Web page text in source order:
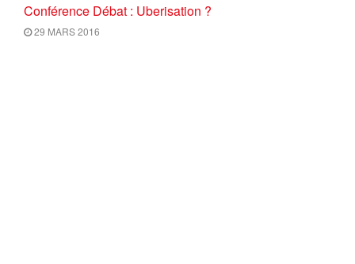
Conférence Débat : Uberisation ?
29 MARS 2016